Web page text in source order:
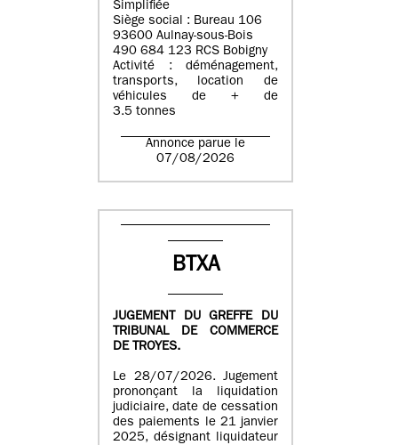
Simplifiée
Siège social : Bureau 106
93600 Aulnay-sous-Bois
490 684 123 RCS Bobigny
Activité : déménagement,
transports, location de
véhicules de + de
3.5 tonnes
Annonce parue le
07/08/2026
BTXA
JUGEMENT DU GREFFE DU
TRIBUNAL DE COMMERCE
DE TROYES.
Le 28/07/2026. Jugement
prononçant la liquidation
judiciaire, date de cessation
des paiements le 21 janvier
2025, désignant liquidateur